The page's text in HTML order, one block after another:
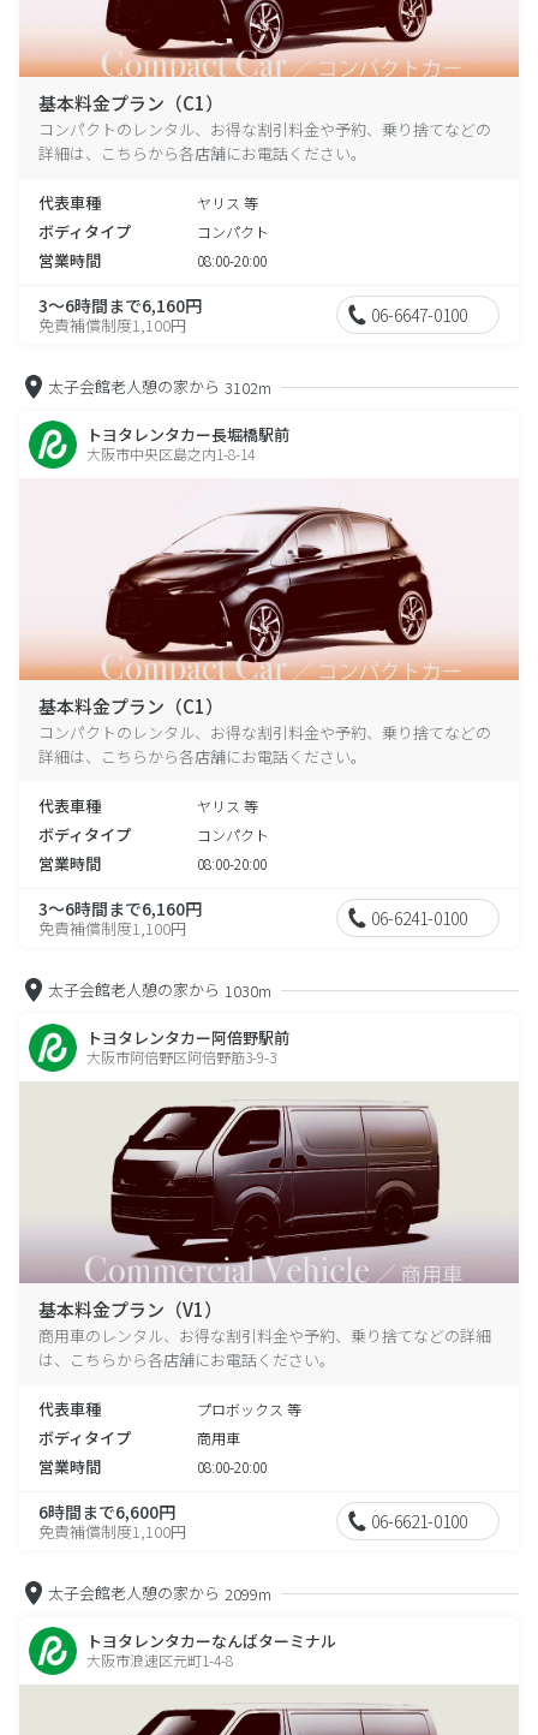
基本料金プラン（C1）
コンパクトのレンタル、お得な割引料金や予約、乗り捨てなどの
詳細は、こちらから各店舗にお電話ください。
代表車種 ヤリス 等
ボディタイプ コンパクト
営業時間 08:00-20:00
3～6時間まで6,160円
免責補償制度1,100円 06-6647-0100
太子会館老人憩の家から 3102m
トヨタレンタカー長堀橋駅前
大阪市中央区島之内1-8-14
基本料金プラン（C1）
コンパクトのレンタル、お得な割引料金や予約、乗り捨てなどの
詳細は、こちらから各店舗にお電話ください。
代表車種 ヤリス 等
ボディタイプ コンパクト
営業時間 08:00-20:00
3～6時間まで6,160円
免責補償制度1,100円 06-6241-0100
太子会館老人憩の家から 1030m
トヨタレンタカー阿倍野駅前
大阪市阿倍野区阿倍野筋3-9-3
基本料金プラン（V1）
商用車のレンタル、お得な割引料金や予約、乗り捨てなどの詳細
は、こちらから各店舗にお電話ください。
代表車種 プロボックス 等
ボディタイプ 商用車
営業時間 08:00-20:00
6時間まで6,600円
免責補償制度1,100円 06-6621-0100
太子会館老人憩の家から 2099m
トヨタレンタカーなんばターミナル
大阪市浪速区元町1-4-8